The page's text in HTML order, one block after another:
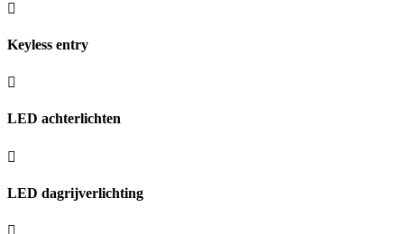
Keyless entry
LED achterlichten
LED dagrijverlichting